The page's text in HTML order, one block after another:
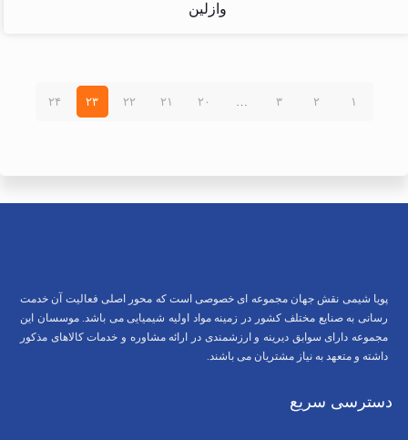
وازلین
۱ ۲ ۳ … ۲۰ ۲۱ ۲۲ ۲۳ ۲۴
پویا شیمی نقش جهان مجموعه ای خصوصی است که محور اصلی فعالیت آن خدمت
رسانی به صنایع مختلف کشور در زمینه مواد اولیه شیمیایی می باشد. موسسان این
مجموعه دارای سوابق دیرینه و ارزشمندی در ارائه مشاوره و خدمات کالاهای مذکور
داشته و متعهد به نیاز مشتریان می باشند.
دسترسی سریع